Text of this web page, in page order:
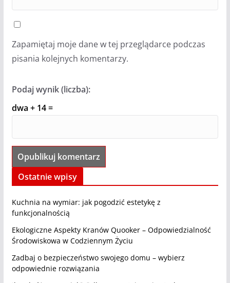
Zapamiętaj moje dane w tej przeglądarce podczas
pisania kolejnych komentarzy.
Podaj wynik (liczba):
dwa + 14 =
Ostatnie wpisy
Kuchnia na wymiar: jak pogodzić estetykę z
funkcjonalnością
Ekologiczne Aspekty Kranów Quooker – Odpowiedzialność
Środowiskowa w Codziennym Życiu
Zadbaj o bezpieczeństwo swojego domu – wybierz
odpowiednie rozwiązania